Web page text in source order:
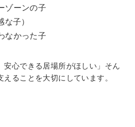
ゾーンの子
子）
なかった子
安心できる居場所がほしい」そん
ることを大切にしています。